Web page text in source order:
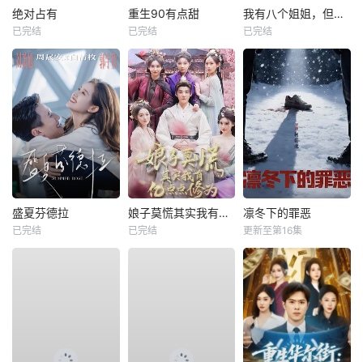
绝对占有
已完结
重生90有点甜
已完结
我有八个姐姐，但是他们都是弟控2
已完结
盛夏芬德拉
已完结
娘子莫慌其实我有亿点点修为
已完结
凛冬下的罪恶
更新至第16集